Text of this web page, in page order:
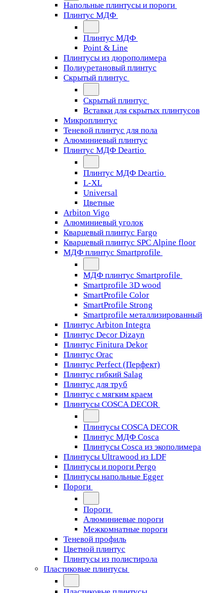
Напольные плинтусы и пороги
Плинтус МДФ
Плинтус МДФ
Point & Line
Плинтусы из дюрополимера
Полиуретановый плинтус
Скрытый плинтус
Скрытый плинтус
Вставки для скрытых плинтусов
Микроплинтус
Теневой плинтус для пола
Алюминиевый плинтус
Плинтус МДФ Deartio
Плинтус МДФ Deartio
L-XL
Universal
Цветные
Arbiton Vigo
Алюминиевый уголок
Кварцевый плинтус Fargo
Кварцевый плинтус SPC Alpine floor
МДФ плинтус Smartprofile
МДФ плинтус Smartprofile
Smartprofile 3D wood
SmartProfile Color
SmartProfile Strong
Smartprofile металлизированный
Плинтус Arbiton Integra
Плинтус Decor Dizayn
Плинтус Finitura Dekor
Плинтус Orac
Плинтус Perfect (Перфект)
Плинтус гибкий Salag
Плинтус для труб
Плинтус с мягким краем
Плинтусы COSCA DECOR
Плинтусы COSCA DECOR
Плинтус МДФ Cosca
Плинтусы Cosca из экополимера
Плинтусы Ultrawood из LDF
Плинтусы и пороги Pergo
Плинтусы напольные Egger
Пороги
Пороги
Алюминиевые пороги
Межкомнатные пороги
Теневой профиль
Цветной плинтус
Плинтусы из полистирола
Пластиковые плинтусы